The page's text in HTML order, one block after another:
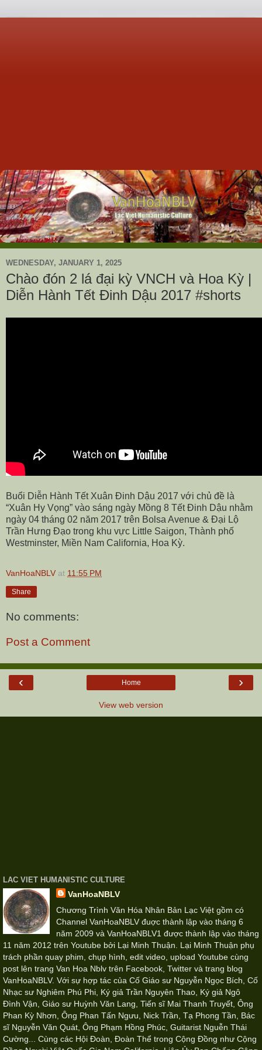
WEDNESDAY, JANUARY 1, 2025
Chào đón 2 lá đại kỳ VNCH và Hoa Kỳ |
Diễn Hành Tết Đinh Dậu 2017 #shorts
Buổi Diễn Hành Tết Xuân Đinh Dậu 2017 với chủ đề là
“Xuân Hy Vọng” vào sáng ngày Mồng 8 Tết Đinh Dậu nhằm
ngày 04 tháng 02 năm 2017 trên Bolsa Avenue & Đại Lộ
Trần Hưng Đạo trong khu vực Little Saigon, Thành phố
Westminster, Miền Nam California, Hoa Kỳ.
VanHoaNBLV at 11:55 PM
Share
No comments:
Post a Comment
‹ ›
Home
View web version
LAC VIET HUMANISTIC CULTURE
VanHoaNBLV
Chương Trình Văn Hóa Nhân Bản Lạc Việt gồm có
Channel VanHoaNBLV đuợc thành lập vào tháng 6
năm 2009 và VanHoaNBLV1 được thành lập vào tháng
11 năm 2012 trên Youtube bởi Lại Minh Thuận. Lại Minh Thuận phụ
trách phần quay phim, chụp hình, edit video, upload Youtube cùng
post lên trang Van Hoa Nblv trên Facebook, Twitter và trang blog
VanHoaNBLV. Với sự hợp tác của Cố Giáo sư Nguyễn Ngọc Bích, Cố
Nhạc sư Nghiêm Phú Phi, Ký giả Trần Nguyên Thao, Ký giả Ngô
Đình Vận, Giáo sư Huỳnh Văn Lang, Tiến sĩ Mai Thanh Truyết, Ông
Phan Kỳ Nhơn, Ông Phan Tấn Ngưu, Nick Trần, Tạ Phong Tần, Bác
sĩ Nguyễn Văn Quát, Ông Phạm Hồng Phúc, Guitarist Nguễn Thái
Cường... Cùng các Hội Đoàn, Đoàn Thể trong Cộng Đồng như Cộng